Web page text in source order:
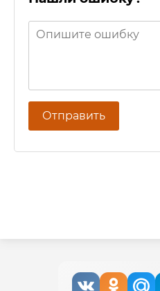
Отправить